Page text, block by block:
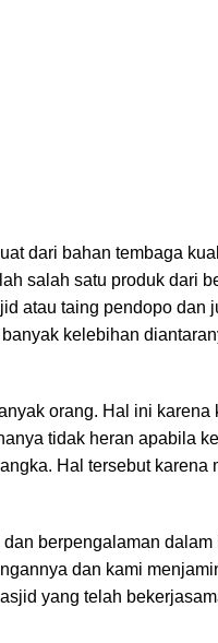
dari bahan tembaga
salah satu produk dari
atau taing pendopo dan
kelebihan
orang. Hal ini
tidak heran apabila
Hal tersebut karena
berpengalaman
dan kami
yang telah